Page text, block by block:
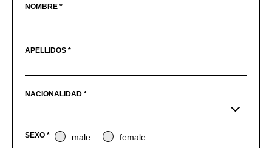
NOMBRE *
APELLIDOS *
NACIONALIDAD *
SEXO * male female